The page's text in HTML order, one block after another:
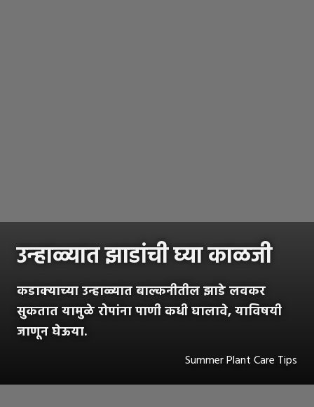
उन्हाळ्यात झाडांची घ्या काळजी
कडाक्याच्या उन्हाळ्यात बाल्कनीतील झाडे लवकर
सुकतात यामुळे रोपांना पाणी कधी घालावे, याविषयी
जाणून घेऊया.
Summer Plant Care Tips